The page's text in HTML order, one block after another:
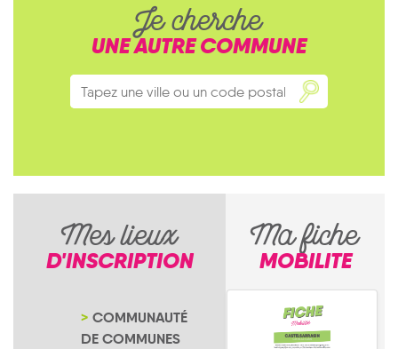
Je cherche
UNE AUTRE COMMUNE
Mes lieux
D'INSCRIPTION
COMMUNAUTÉ
DE COMMUNES
Ma fiche
MOBILITE